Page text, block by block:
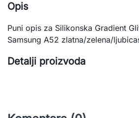
Opis
Puni opis za Silikonska Gradient
Samsung A52 zlatna/zelena/
Detalji proizvoda